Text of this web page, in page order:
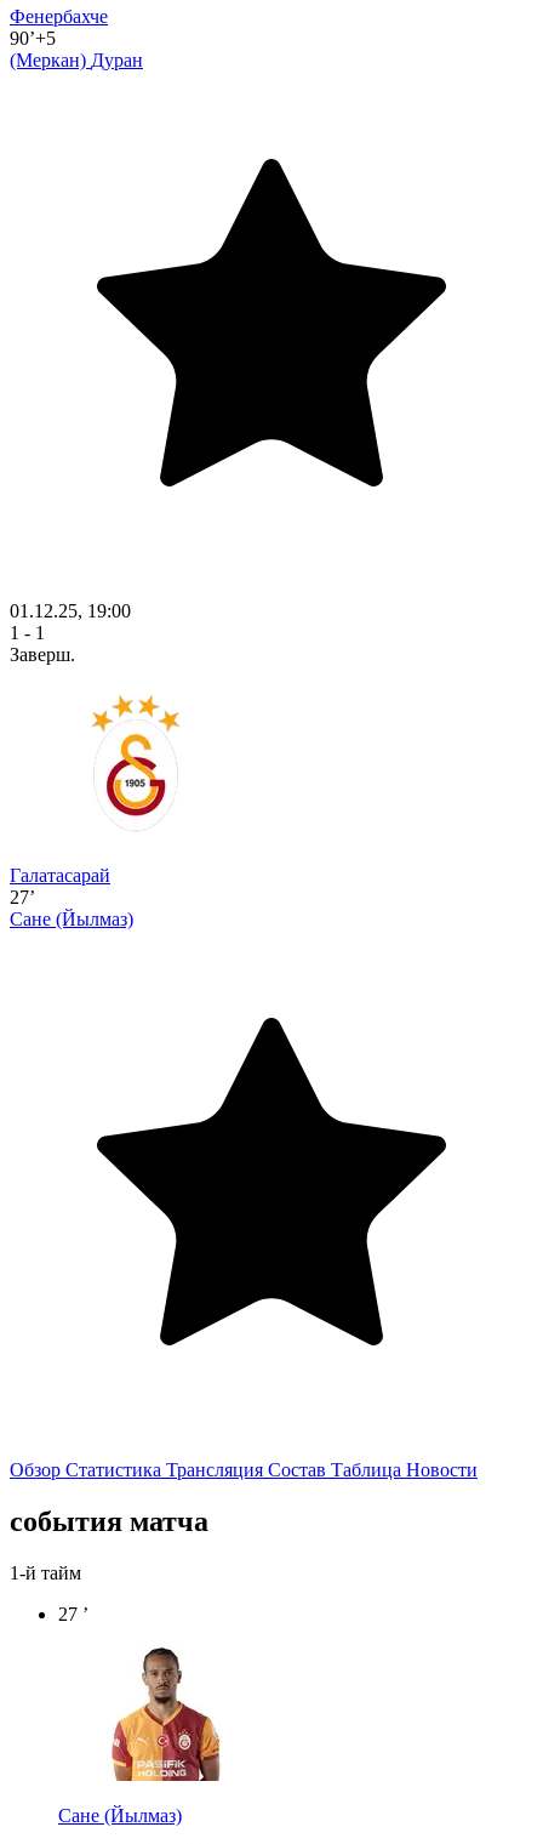
Фенербахче
90’+5
(Меркан) Дуран
01.12.25, 19:00
1 - 1
Заверш.
Галатасарай
27’
Сане (Йылмаз)
Обзор Статистика Трансляция Состав Таблица Новости
события матча
1-й тайм
27 ’
Сане (Йылмаз)